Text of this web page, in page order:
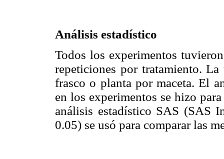
Análisis estadístico
Todos los experimentos
repeticiones por tratamiento.
frasco o planta por maceta. El
en los experimentos se hizo
análisis estadístico SAS (SAS
0.05) se usó para comparar las